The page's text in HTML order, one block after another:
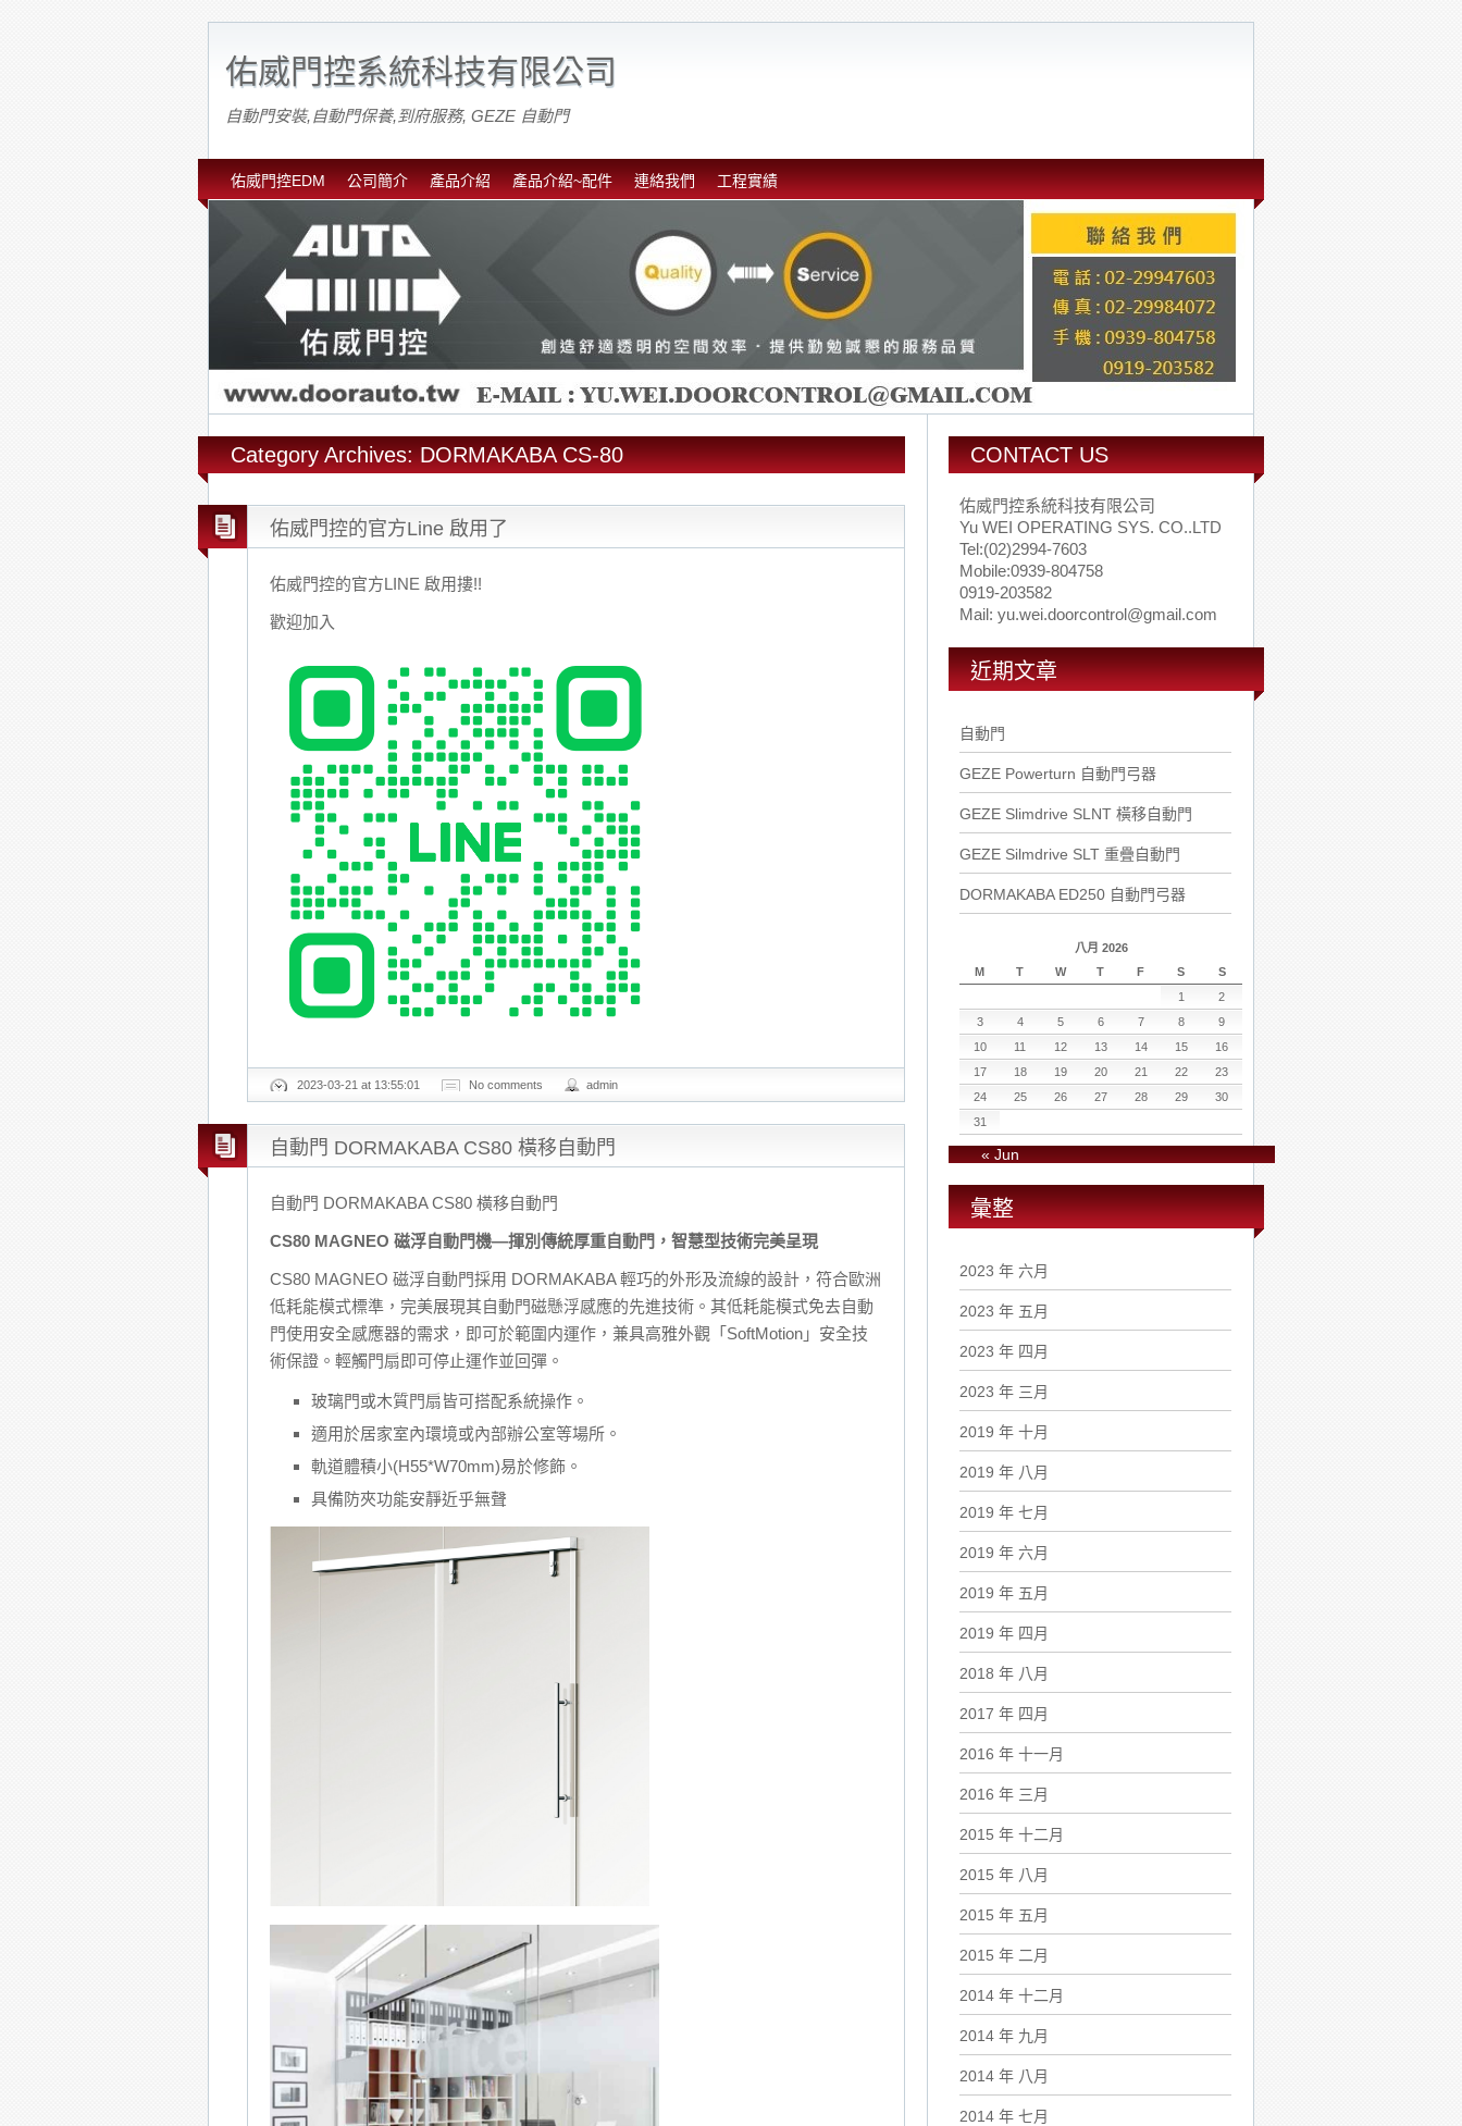
佑威門控系統科技有限公司
自動門安裝,自動門保養,到府服務, GEZE 自動門
佑威門控EDM 公司簡介 產品介紹 產品介紹~配件 連絡我們 工程實績
Category Archives: DORMAKABA CS-80
佑威門控的官方Line 啟用了
佑威門控的官方LINE 啟用摟!!
歡迎加入
2023-03-21 at 13:55:01 No comments admin
自動門 DORMAKABA CS80 橫移自動門
自動門 DORMAKABA CS80 橫移自動門
CS80 MAGNEO 磁浮自動門機—揮別傳統厚重自動門， 智慧型技術完美呈現
CS80 MAGNEO 磁浮自動門採用 DORMAKABA 輕巧的外形及流線的設計，符合歐洲
低耗能模式標準，完美展現其自動門磁懸浮感應的先進技術。其低耗能模式免去自動
門使用安全感應器的需求，即可於範圍内運作，兼具高雅外觀「SoftMotion」安全技
術保證。輕觸門扇即可停止運作並回彈。
玻璃門或木質門扇皆可搭配系統操作。
適用於居家室內環境或內部辦公室等場所。
軌道體積小(H55*W70mm)易於修飾。
具備防夾功能安靜近乎無聲
CONTACT US
佑威門控系統科技有限公司
Yu WEI OPERATING SYS. CO..LTD
Tel:(02)2994-7603
Mobile:0939-804758
0919-203582
Mail: yu.wei.doorcontrol@gmail.com
近期文章
自動門
GEZE Powerturn 自動門弓器
GEZE Slimdrive SLNT 橫移自動門
GEZE Silmdrive SLT 重疊自動門
DORMAKABA ED250 自動門弓器
八月 2026
M
T W T F S
S
1
2
3
4 5 6 7 8
9
10
11 12 13 14 15
16
17
18 19 20 21 22
23
24
25 26 27 28 29
30
31
« Jun
彙整
2023 年 六月
2023 年 五月
2023 年 四月
2023 年 三月
2019 年 十月
2019 年 八月
2019 年 七月
2019 年 六月
2019 年 五月
2019 年 四月
2018 年 八月
2017 年 四月
2016 年 十一月
2016 年 三月
2015 年 十二月
2015 年 八月
2015 年 五月
2015 年 二月
2014 年 十二月
2014 年 九月
2014 年 八月
2014 年 七月